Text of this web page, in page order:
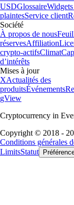
USDGlossaire
plaintesService client
Société
À propos de nous
réservesAffiliation
crypto-actifsClimat
d’intérêts
Mises à jour
XActualités des
produitsÉvénements
gView
Cryptocurrency in
Copyright © 2018 -
Conditions générales
LimitsStatut